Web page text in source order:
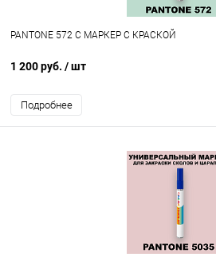
PANTONE 572 C МАРКЕР С КРАСКОЙ
1 200 руб. / шт
Подробнее